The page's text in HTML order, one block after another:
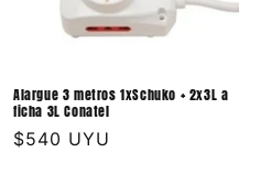
Alargue 3 metros 1xSchuko + 2x3L a
ficha 3L Conatel
Precio
$540 UYU